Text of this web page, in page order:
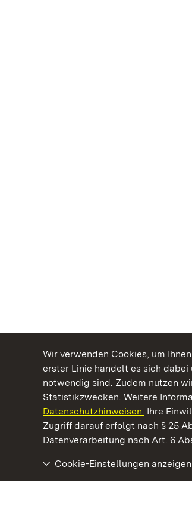
Wir verwenden Cookies, um
erster Linie handelt es sich
notwendig sind. Zudem nutzen
Statistikzwecken. Weitere
Datenschutzhinweisen. Ihre
Zugriff darauf erfolgt nach § 25
Datenverarbeitung nach Art. 6
Cookie-Einstellungen anzeigen
Kommen. Staunen.